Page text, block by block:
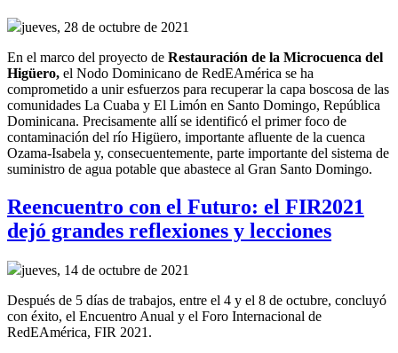
jueves, 28 de octubre de 2021
En el marco del proyecto de Restauración de la Microcuenca del
Higüero, el Nodo Dominicano de RedEAmérica se ha
comprometido a unir esfuerzos para recuperarla capa boscosa de las
comunidades La Cuaba y El Limón en Santo Domingo, República
Dominicana. Precisamente allíse identificó el primer foco de
contaminación del río Higüero, importante afluente de la cuenca
Ozama-Isabela y, consecuentemente, parte importante del sistema de
suministro de agua potable que abastece al Gran Santo Domingo.
Reencuentro con el Futuro: el FIR2021
dejó grandes reflexiones y lecciones
jueves, 14 de octubre de 2021
Después de 5 días de trabajos, entre el 4 y el 8 de octubre, concluyó
con éxito, el Encuentro Anual y el Foro Internacional de
RedEAmérica, FIR 2021.